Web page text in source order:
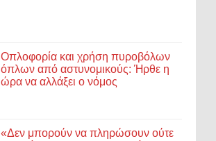
Οπλοφορία και χρήση πυροβόλων
όπλων από αστυνομικούς: Ήρθε η
ώρα να αλλάξει ο νόμος
«Δεν μπορούν να πληρώσουν ούτε